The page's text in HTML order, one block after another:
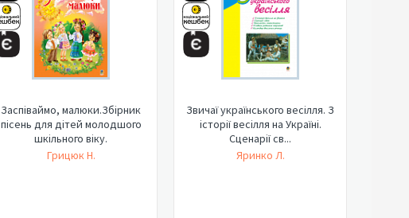
Заспіваймо, малюки.Збірник
пісень для дітей молодшого
шкільного віку.
Грицюк Н.
Звичаї українського весілля. З
історії весілля на Україні.
Сценарії св...
Яринко Л.